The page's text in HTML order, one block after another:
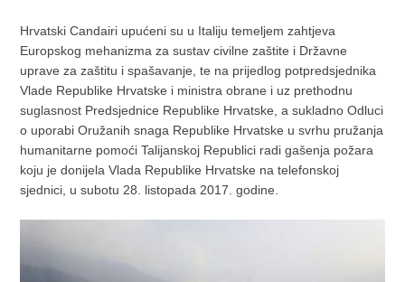
Hrvatski Candairi upućeni su u Italiju temeljem zahtjeva
Europskog mehanizma za sustav civilne zaštite i Državne
uprave za zaštitu i spašavanje, te na prijedlog potpredsjednika
Vlade Republike Hrvatske i ministra obrane i uz prethodnu
suglasnost Predsjednice Republike Hrvatske, a sukladno Odluci
o uporabi Oružanih snaga Republike Hrvatske u svrhu pružanja
humanitarne pomoći Talijanskoj Republici radi gašenja požara
koju je donijela Vlada Republike Hrvatske na telefonskoj
sjednici, u subotu 28. listopada 2017. godine.